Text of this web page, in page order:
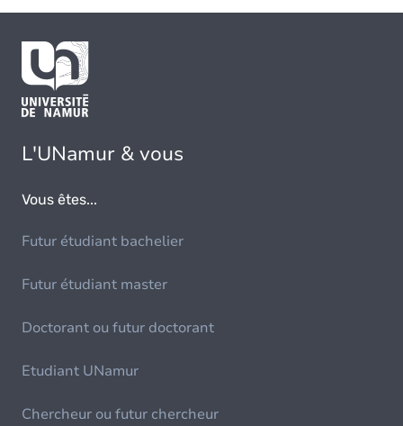
L'UNamur & vous
Vous êtes...
Futur étudiant bachelier
Futur étudiant master
Doctorant ou futur doctorant
Etudiant UNamur
Chercheur ou futur chercheur